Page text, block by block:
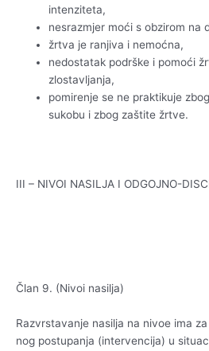
intenziteta,
nesrazmjer moći s obzirom na
žrtva je ranjiva i nemoćna,
nedostatak podrške i pomoći
zlostavljanja,
pomirenje se ne praktikuje
sukobu i zbog zaštite žrtve.
III – NIVOI NASILJA I ODGOJNO-
Član 9. (Nivoi nasilja)
Razvrstavanje nasilja na nivoe ima
nog postupanja (intervencija) u